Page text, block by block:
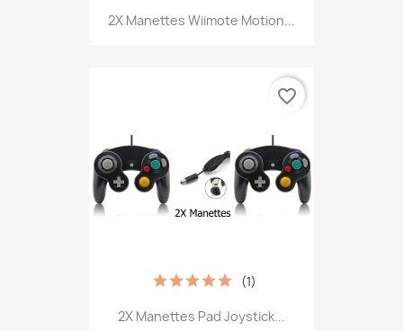
2X Manettes Wiimote Motion...
2X Manettes Pad Joystick...
(1)
favorite_border